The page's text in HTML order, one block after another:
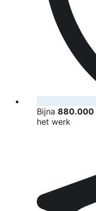
Bijna 880.000
het werk